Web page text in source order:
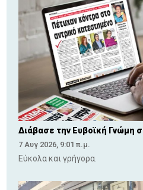
Διάβασε την Ευβοϊκή Γνώμη
7 Αυγ 2026, 9:01 π.μ.
Εύκολα και γρήγορα.